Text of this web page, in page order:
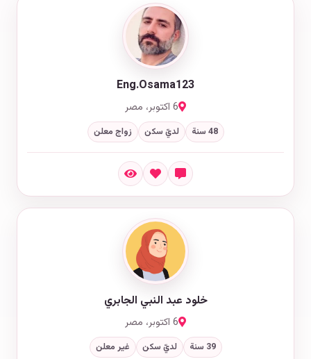
Eng.Osama123
6 اكتوبر، مصر
48 سنة لديّ سكن زواج معلن
خلود عبد النبي الجابري
6 اكتوبر، مصر
39 سنة لديّ سكن غير معلن